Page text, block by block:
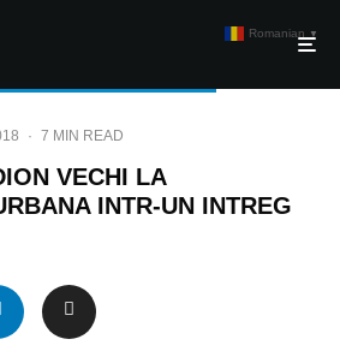
· 7 MIN READ
VECHI LA
INTR-UN INTREG
Romanian ▼